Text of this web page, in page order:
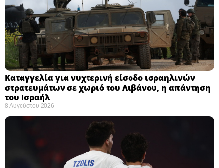
Καταγγελία για νυχτερινή είσοδο ισραηλινών
στρατευμάτων σε χωριό του Λιβάνου, η απάντηση
του Ισραήλ
8 Αυγούστου 2026